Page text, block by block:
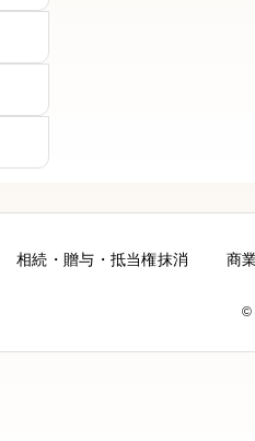
相続・贈与・抵当権抹消 商
©